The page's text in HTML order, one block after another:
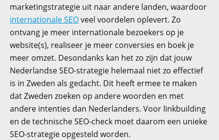
marketingstrategie uit naar andere landen, waardoor
internationale SEOveel voordelen oplevert. Zo
ontvang je meer internationale bezoekers op je
website(s), realiseer je meer conversies en boek je
meer omzet. Desondanks kan het zo zijn dat jouw
Nederlandse SEO-strategie helemaal niet zo effectief
is in Zweden als gedacht. Dit heeft ermee te maken
dat Zweden zoeken op andere woorden en met
andere intenties dan Nederlanders. Voor linkbuilding
en de technische SEO-check moet daarom een unieke
SEO-strategie opgesteld worden.